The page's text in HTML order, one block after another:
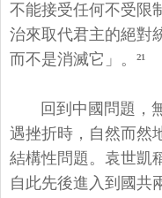
不能接受任何不受限
治來取代君主的絕對
而不是消滅它」。²¹
回到中國問題，
遇挫折時， 自然而然
結構性問題。 袁世凱
自此先後進入到國共